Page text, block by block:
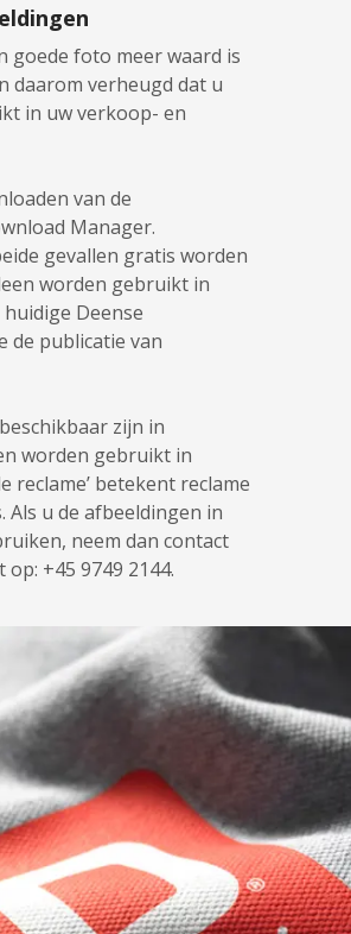
goede foto meer waard is
daarom verheugd dat u
in uw verkoop- en
van de
Manager.
gevallen gratis worden
worden gebruikt in
Deense
de publicatie van
zijn in
worden gebruikt in
reclame’ betekent reclame
Als u de afbeeldingen in
neem dan contact
+45 9749 2144.